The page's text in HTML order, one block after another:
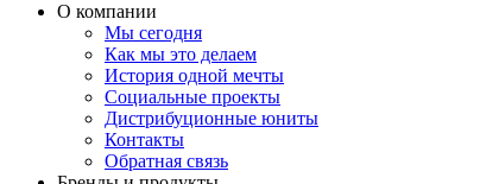
О компании
Мы сегодня
Как мы это делаем
История одной мечты
Социальные проекты
Дистрибуционные юниты
Контакты
Обратная связь